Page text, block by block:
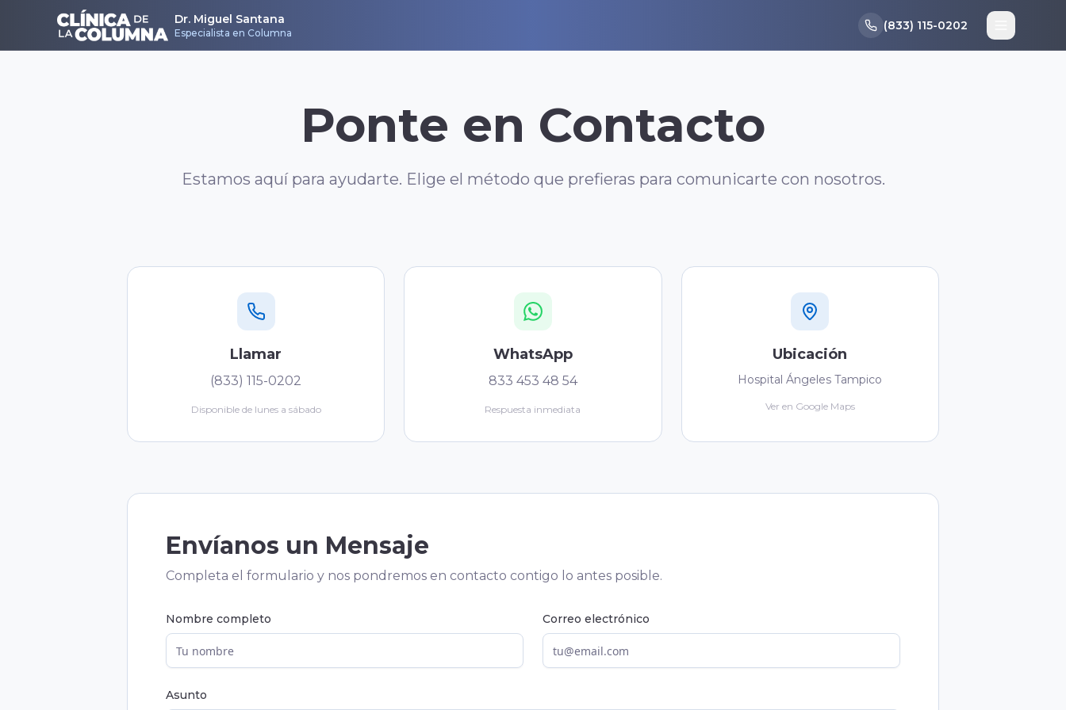
Dr. Miguel Santana
Especialista en Columna
(833) 115-0202
Ponte en Contacto
Estamos aquí para ayudarte. Elige el método que prefieras para comunicarte con nosotros.
Llamar
(833) 115-0202
Disponible de lunes a sábado
WhatsApp
833 453 48 54
Respuesta inmediata
Ubicación
Hospital Ángeles Tampico
Ver en Google Maps
Envíanos un Mensaje
Completa el formulario y nos pondremos en contacto contigo lo antes posible.
Nombre completo Correo electrónico
Asunto